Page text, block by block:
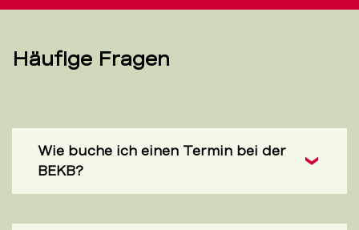
Häufige Fragen
Wie buche ich einen Termin bei der
BEKB?